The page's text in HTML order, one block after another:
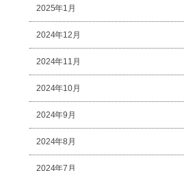
2025年1月
2024年12月
2024年11月
2024年10月
2024年9月
2024年8月
2024年7月